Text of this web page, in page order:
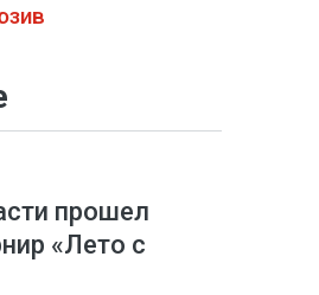
прошел
«Лето с